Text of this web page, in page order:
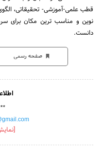
قطب علمی-آموزشی- تحقیقاتی،
نوین و مناسب ترین مکان برای
دانست.
صفحه رسمی